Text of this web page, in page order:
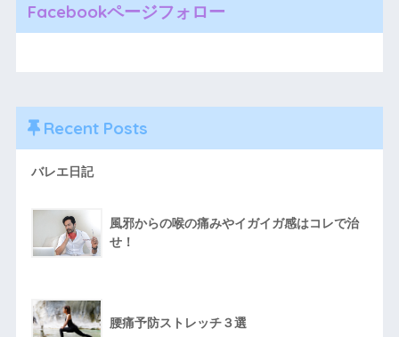
Facebookページフォロー
Recent Posts
バレエ日記
風邪からの喉の痛みやイガイガ感はコレで治
せ！
腰痛予防ストレッチ３選